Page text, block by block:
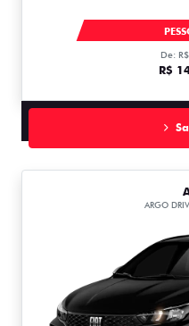
PULSE ABARTH
De:
R$
ARGO